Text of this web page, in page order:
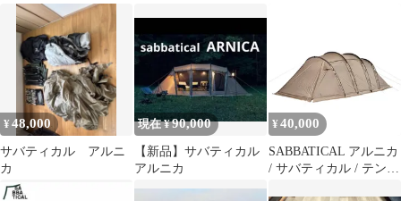
¥48,000
サバティカル アルニ
カ
現在 ¥90,000
【新品】サバティカル
アルニカ
¥ 40,000
SABBATICAL アルニカ
/ サバティカル / テント